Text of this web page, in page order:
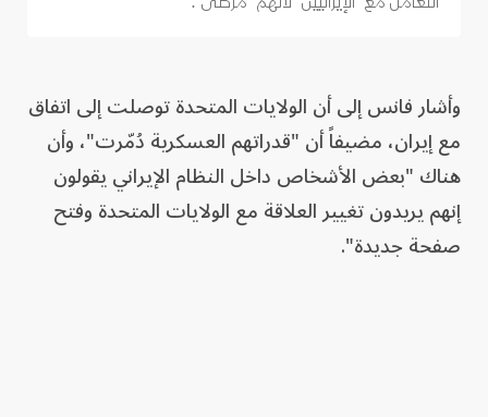
وأشار فانس إلى أن الولايات المتحدة توصلت إلى اتفاق
مع إيران، مضيفاً أن "قدراتهم العسكرية دُمّرت"، وأن
هناك "بعض الأشخاص داخل النظام الإيراني يقولون
إنهم يريدون تغيير العلاقة مع الولايات المتحدة وفتح
صفحة جديدة".